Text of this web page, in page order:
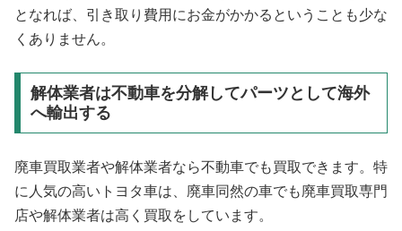
となれば、引き取り費用にお金がかかるということも少な
くありません。
解体業者は不動車を分解してパーツとして海外
へ輸出する
廃車買取業者や解体業者なら不動車でも買取できます。特
に人気の高いトヨタ車は、廃車同然の車でも廃車買取専門
店や解体業者は高く買取をしています。